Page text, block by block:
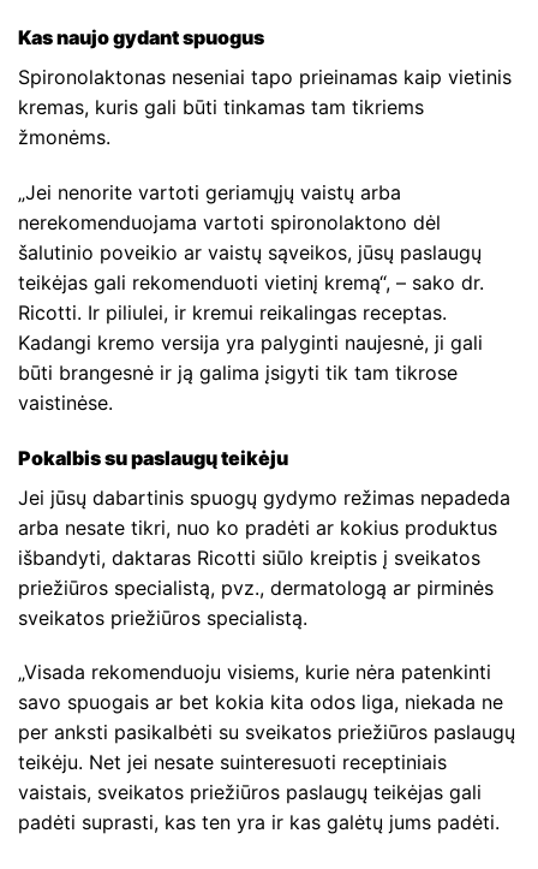
Kas naujo gydant spuogus
Spironolaktonas neseniai tapo prieinamas kaip vietinis
kremas, kuris gali būti tinkamas tam tikriems
žmonėms.
„Jei nenorite vartoti geriamųjų vaistų arba
nerekomenduojama vartoti spironolaktono dėl
šalutinio poveikio ar vaistų sąveikos, jūsų paslaugų
teikėjas gali rekomenduoti vietinį kremą“, – sako dr.
Ricotti. Ir piliulei, ir kremui reikalingas receptas.
Kadangi kremo versija yra palyginti naujesnė, ji gali
būti brangesnė ir ją galima įsigyti tik tam tikrose
vaistinėse.
Pokalbis su paslaugų teikėju
Jei jūsų dabartinis spuogų gydymo režimas nepadeda
arba nesate tikri, nuo ko pradėti ar kokius produktus
išbandyti, daktaras Ricotti siūlo kreiptis į sveikatos
priežiūros specialistą, pvz., dermatologą ar pirminės
sveikatos priežiūros specialistą.
„Visada rekomenduoju visiems, kurie nėra patenkinti
savo spuogais ar bet kokia kita odos liga, niekada ne
per anksti pasikalbėti su sveikatos priežiūros paslaugų
teikėju. Net jei nesate suinteresuoti receptiniais
vaistais, sveikatos priežiūros paslaugų teikėjas gali
padėti suprasti, kas ten yra ir kas galėtų jums padėti.